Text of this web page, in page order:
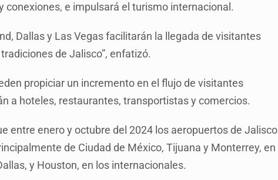
conexiones, e impulsará el turismo internacional.
Dallas y Las Vegas facilitarán la llegada de visitantes
de Jalisco”, enfatizó.
propiciar un incremento en el flujo de visitantes
a hoteles, restaurantes, transportistas y comercios.
entre enero y octubre del 2024 los aeropuertos de Jalisco
de Ciudad de México, Tijuana y Monterrey, en
y Houston, en los internacionales.